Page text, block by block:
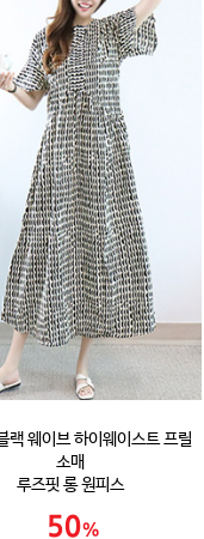
랙 웨이브 하이웨이스트 프릴
소매
루즈핏 롱 원피스